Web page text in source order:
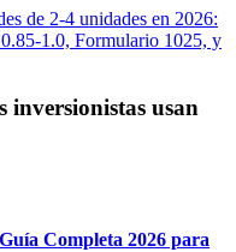
de 2-4 unidades en 2026:
1.0, Formulario 1025, y
inversionistas usan
Completa 2026 para